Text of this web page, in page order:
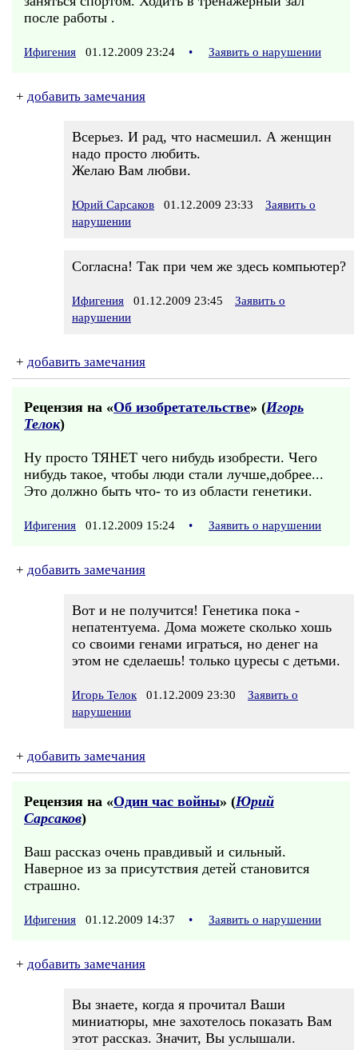
после работы .
Ифигения 01.12.2009 23:24 • Заявить о нарушении
+ добавить замечания
Всерьез. И рад, что насмешил. А женщин
надо просто любить.
Желаю Вам любви.
Юрий Сарсаков 01.12.2009 23:33
Заявить о
нарушении
Согласна! Так при чем же здесь компьютер?
Ифигения 01.12.2009 23:45
Заявить о
нарушении
+ добавить замечания
Рецензия на «Об изобретательстве» (Игорь
Телок)
Ну просто ТЯНЕТ чего нибудь изобрести. Чего
нибудь такое, чтобы люди стали лучше,добрее...
Это должно быть что- то из области генетики.
Ифигения 01.12.2009 15:24 • Заявить о нарушении
+ добавить замечания
Вот и не получится! Генетика пока -
непатентуема. Дома можете сколько хошь
со своими генами играться, но денег на
этом не сделаешь! только цуресы с детьми.
Игорь Телок 01.12.2009 23:30
Заявить о
нарушении
+ добавить замечания
Рецензия на «Один час войны» (Юрий
Сарсаков)
Ваш рассказ очень правдивый и сильный.
Наверное из за присутствия детей становится
страшно.
Ифигения 01.12.2009 14:37 • Заявить о нарушении
+ добавить замечания
Вы знаете, когда я прочитал Ваши
миниатюры, мне захотелось показать Вам
этот рассказ. Значит, Вы услышали.